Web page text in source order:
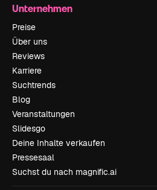
Unternehmen
Preise
Über uns
Reviews
Karriere
Suchtrends
Blog
Veranstaltungen
Slidesgo
Deine Inhalte verkaufen
Pressesaal
Suchst du nach magnific.ai